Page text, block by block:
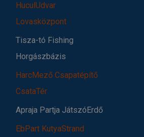
HuculUdvar
Lovasközpont
Tisza-tó Fishing
Horgászbázis
HarcMező Csapatépítő
CsataTér
Apraja Partja JátszóErdő
EbPart KutyaStrand